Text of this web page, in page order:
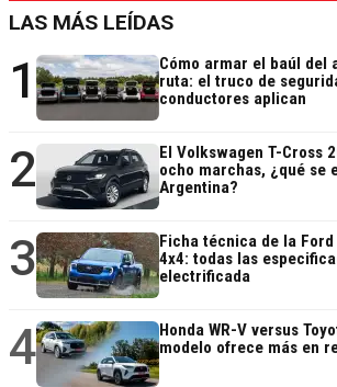
LAS MÁS LEÍDAS
1
Cómo armar el baúl del
ruta: el truco de
conductores aplican
2
El Volkswagen T-Cross
ocho marchas, ¿qué se
Argentina?
3
Ficha técnica de la
4x4: todas las
electrificada
4
Honda WR-V versus
modelo ofrece más en